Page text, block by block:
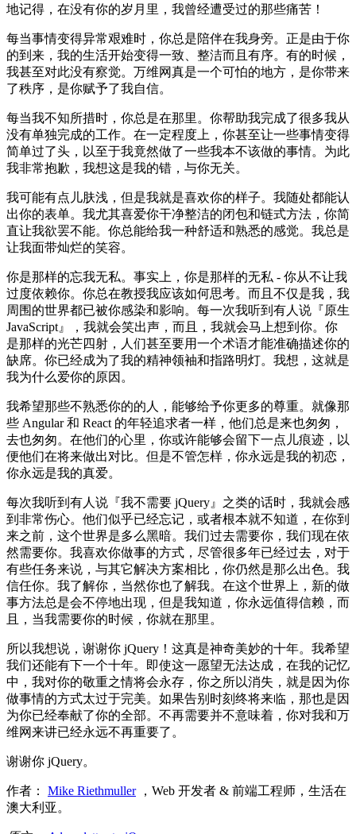
地记得，在没有你的岁月里，我曾经遭受过的那些痛苦！
每当事情变得异常艰难时，你总是陪伴在我身旁。正是由于你
的到来，我的生活开始变得一致、整洁而且有序。有的时候，
我甚至对此没有察觉。万维网真是一个可怕的地方，是你带来
了秩序，是你赋予了我自信。
每当我不知所措时，你总是在那里。你帮助我完成了很多我从
没有单独完成的工作。在一定程度上，你甚至让一些事情变得
简单过了头，以至于我竟然做了一些我本不该做的事情。为此
我非常抱歉，我想这是我的错，与你无关。
我可能有点儿肤浅，但是我就是喜欢你的样子。我随处都能认
出你的表单。我尤其喜爱你干净整洁的闭包和链式方法，你简
直让我欲罢不能。你总能给我一种舒适和熟悉的感觉。我总是
让我面带灿烂的笑容。
你是那样的忘我无私。事实上，你是那样的无私 - 你从不让我
过度依赖你。你总在教授我应该如何思考。而且不仅是我，我
周围的世界都已被你感染和影响。每一次我听到有人说『原生
JavaScript』，我就会笑出声，而且，我就会马上想到你。你
是那样的光芒四射，人们甚至要用一个术语才能准确描述你的
缺席。你已经成为了我的精神领袖和指路明灯。我想，这就是
我为什么爱你的原因。
我希望那些不熟悉你的的人，能够给予你更多的尊重。就像那
些 Angular 和 React 的年轻追求者一样，他们总是来也匆匆，
去也匆匆。在他们的心里，你或许能够会留下一点儿痕迹，以
便他们在将来做出对比。但是不管怎样，你永远是我的初恋，
你永远是我的真爱。
每次我听到有人说『我不需要 jQuery』之类的话时，我就会感
到非常伤心。他们似乎已经忘记，或者根本就不知道，在你到
来之前，这个世界是多么黑暗。我们过去需要你，我们现在依
然需要你。我喜欢你做事的方式，尽管很多年已经过去，对于
有些任务来说，与其它解决方案相比，你仍然是那么出色。我
信任你。我了解你，当然你也了解我。在这个世界上，新的做
事方法总是会不停地出现，但是我知道，你永远值得信赖，而
且，当我需要你的时候，你就在那里。
所以我想说，谢谢你 jQuery！这真是神奇美妙的十年。我希望
我们还能有下一个十年。即使这一愿望无法达成，在我的记忆
中，我对你的敬重之情将会永存，你之所以消失，就是因为你
做事情的方式太过于完美。如果告别时刻终将来临，那也是因
为你已经奉献了你的全部。不再需要并不意味着，你对我和万
维网来讲已经永远不再重要了。
谢谢你 jQuery。
作者： Mike Riethmuller，Web 开发者 & 前端工程师，生活在
澳大利亚。